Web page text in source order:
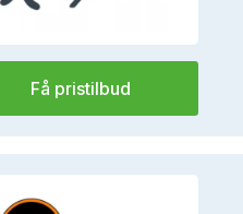
Få pristilbud